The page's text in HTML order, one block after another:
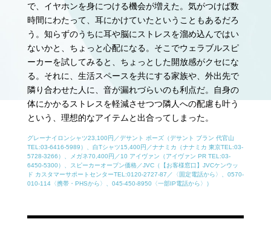
で、イヤホンを身につける機会が増えた。気がつけば数
時間にわたって、耳にかけていたということもあるだろ
う。知らずのうちに耳や脳にストレスを溜め込んではい
ないかと、ちょっと心配になる。そこでウェラブルスピ
ーカーを試してみると、ちょっとした開放感がクセにな
る。それに、生活スペースを共にする家族や、外出先で
隣り合わせた人に、音が漏れづらいのも利点だ。自身の
体にかかるストレスを軽減させつつ隣人への配慮も叶う
という、理想的なアイテムと出合ってしまった。
グレーナイロンシャツ23,100円／デサント ポーズ（デサント ブラン 代官山
TEL:03-6416-5989）、白Tシャツ15,400円／ナナミカ（ナナミカ 東京TEL:03-
5728-3266）、メガネ70,400円／10 アイヴァン（アイヴァン PR TEL:03-
6450-5300）、スピーカーオープン価格／JVC（【お客様窓口】JVCケンウッ
ド カスタマーサポートセンターTEL:0120-2727-87／〈固定電話から〉、0570-
010-114〈携帯・PHSから〉、045-450-8950〈一部IP電話から〉）